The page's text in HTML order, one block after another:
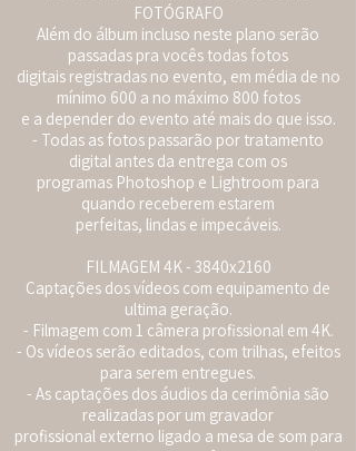
FOTÓGRAFO
Além do álbum incluso neste plano serão
passadas pra vocês todas fotos
digitais registradas no evento, em média de no
mínimo 600 a no máximo 800 fotos
e a depender do evento até mais do que isso.
- Todas as fotos passarão por tratamento
digital antes da entrega com os
programas Photoshop e Lightroom para
quando receberem estarem
perfeitas, lindas e impecáveis.
FILMAGEM 4K - 3840x2160
Captações dos vídeos com equipamento de
ultima geração.
- Filmagem com 1 câmera profissional em 4K.
- Os vídeos serão editados, com trilhas, efeitos
para serem entregues.
- As captações dos áudios da cerimônia são
realizadas por um gravador
profissional externo ligado a mesa de som para